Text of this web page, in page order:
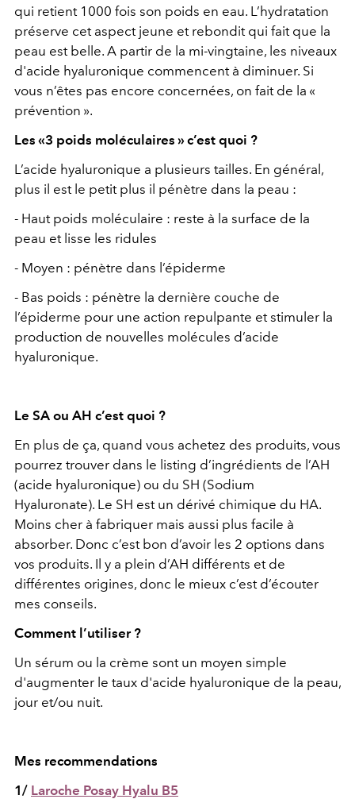
qui retient 1000 fois son poids en eau. L’hydratation
préserve cet aspect jeune et rebondit qui fait que la
peau est belle. A partir de la mi-vingtaine, les niveaux
d'acide hyaluronique commencent à diminuer. Si
vous n’êtes pas encore concernées, on fait de la «
prévention ».
Les «3 poids moléculaires » c’est quoi ?
L’acide hyaluronique a plusieurs tailles. En général,
plus il est le petit plus il pénètre dans la peau :
- Haut poids moléculaire : reste à la surface de la
peau et lisse les ridules
- Moyen : pénètre dans l’épiderme
- Bas poids : pénètre la dernière couche de
l’épiderme pour une action repulpante et stimuler la
production de nouvelles molécules d’acide
hyaluronique.
Le SA ou AH c’est quoi ?
En plus de ça, quand vous achetez des produits, vous
pourrez trouver dans le listing d’ingrédients de l’AH
(acide hyaluronique) ou du SH (Sodium
Hyaluronate). Le SH est un dérivé chimique du HA.
Moins cher à fabriquer mais aussi plus facile à
absorber. Donc c’est bon d’avoir les 2 options dans
vos produits. Il y a plein d’AH différents et de
différentes origines, donc le mieux c’est d’écouter
mes conseils.
Comment l’utiliser ?
Un sérum ou la crème sont un moyen simple
d'augmenter le taux d'acide hyaluronique de la peau,
jour et/ou nuit.
Mes recommendations
1/ Laroche Posay Hyalu B5